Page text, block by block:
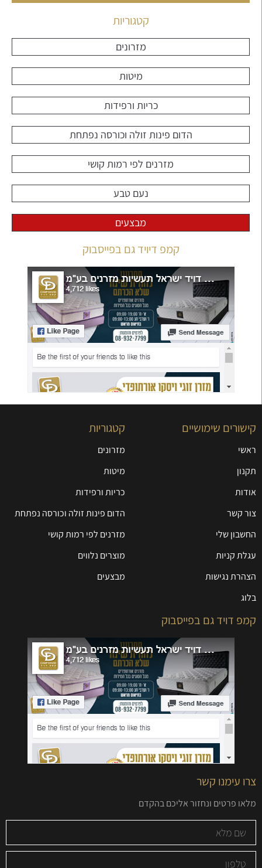
קטגוריות
מזרונים
מיטות
כריות ורפידות
הדום פינות זולה וכורסה נפתחת
מזרנים לפי רמות קושי
נעם טבע
מבצעים
קמפ דיויד גם בפייסבוק
קישורים שימושיים
ראשי
תקנון
אודות
צור קשר
החשבון שלי
עגלת קניות
הצהרת נגישות
בלוג
קטגוריות
מזרונים
מיטות
כריות ורפידות
הדום פינות זולה וכורסה נפתחת
מזרנים לפי רמות קושי
מוצרים נלווים
מבצעים
קמפ דויד גם בפייסבוק
צרו עימנו קשר
מלאו פרטים ונחזור אליכם בהקדם